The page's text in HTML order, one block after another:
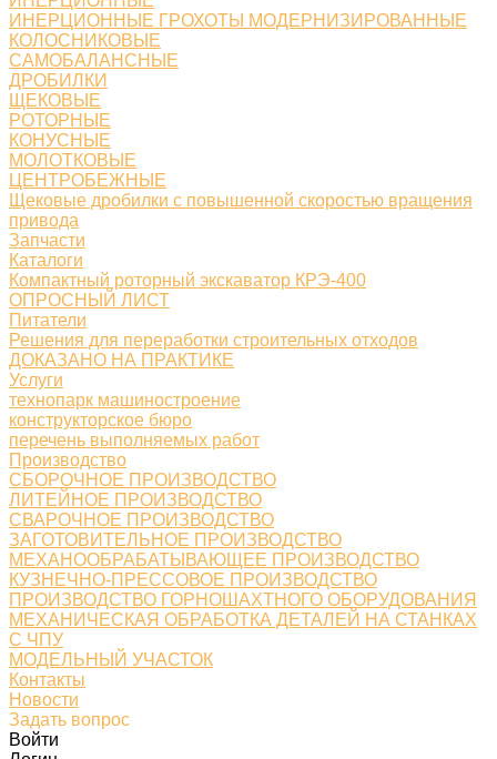
ИНЕРЦИОННЫЕ ГРОХОТЫ МОДЕРНИЗИРОВАННЫЕ
КОЛОСНИКОВЫЕ
САМОБАЛАНСНЫЕ
ДРОБИЛКИ
ЩЕКОВЫЕ
РОТОРНЫЕ
КОНУСНЫЕ
МОЛОТКОВЫЕ
ЦЕНТРОБЕЖНЫЕ
Щековые дробилки с повышенной скоростью вращения
привода
Запчасти
Каталоги
Компактный роторный экскаватор КРЭ-400
ОПРОСНЫЙ ЛИСТ
Питатели
Решения для переработки строительных отходов
ДОКАЗАНО НА ПРАКТИКЕ
Услуги
технопарк машиностроение
конструкторское бюро
перечень выполняемых работ
Производство
СБОРОЧНОЕ ПРОИЗВОДСТВО
ЛИТЕЙНОЕ ПРОИЗВОДСТВО
СВАРОЧНОЕ ПРОИЗВОДСТВО
ЗАГОТОВИТЕЛЬНОЕ ПРОИЗВОДСТВО
МЕХАНООБРАБАТЫВАЮЩЕЕ ПРОИЗВОДСТВО
КУЗНЕЧНО-ПРЕССОВОЕ ПРОИЗВОДСТВО
ПРОИЗВОДСТВО ГОРНОШАХТНОГО ОБОРУДОВАНИЯ
МЕХАНИЧЕСКАЯ ОБРАБОТКА ДЕТАЛЕЙ НА СТАНКАХ
С ЧПУ
МОДЕЛЬНЫЙ УЧАСТОК
Контакты
Новости
Задать вопрос
Войти